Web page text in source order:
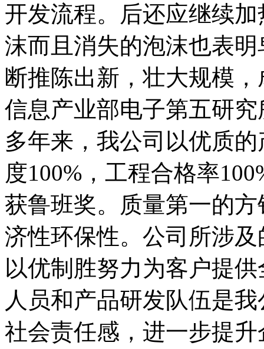
开发流程。后还应继续
沫而且消失的泡沫也表
断推陈出新，壮大规模
信息产业部电子第五研
多年来，我公司以优质
度100%，工程合格率
获鲁班奖。质量第一的
济性环保性。公司所涉
以优制胜努力为客户提
人员和产品研发队伍是
社会责任感，进一步提